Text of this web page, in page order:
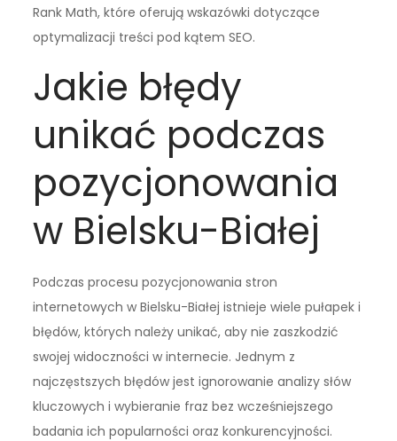
Rank Math, które oferują wskazówki dotyczące
optymalizacji treści pod kątem SEO.
Jakie błędy
unikać podczas
pozycjonowania
w Bielsku-Białej
Podczas procesu pozycjonowania stron
internetowych w Bielsku-Białej istnieje wiele pułapek i
błędów, których należy unikać, aby nie zaszkodzić
swojej widoczności w internecie. Jednym z
najczęstszych błędów jest ignorowanie analizy słów
kluczowych i wybieranie fraz bez wcześniejszego
badania ich popularności oraz konkurencyjności.